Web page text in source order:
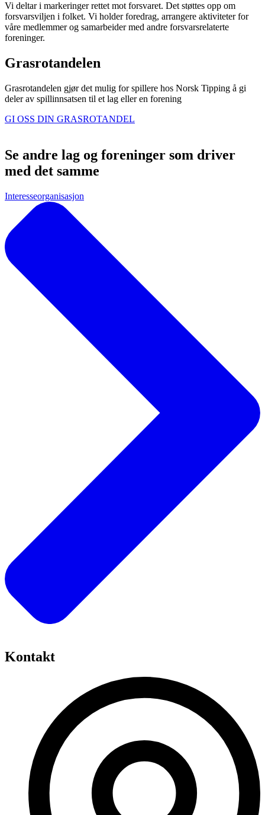
Vi deltar i markeringer rettet mot forsvaret. Det støttes opp om
forsvarsviljen i folket. Vi holder foredrag, arrangere aktiviteter for
våre medlemmer og samarbeider med andre forsvarsrelaterte
foreninger.
Grasrotandelen
Grasrotandelen gjør det mulig for spillere hos Norsk Tipping å gi
deler av spillinnsatsen til et lag eller en forening
GI OSS DIN GRASROTANDEL
Se andre lag og foreninger som driver
med det samme
Interesseorganisasjon
Kontakt